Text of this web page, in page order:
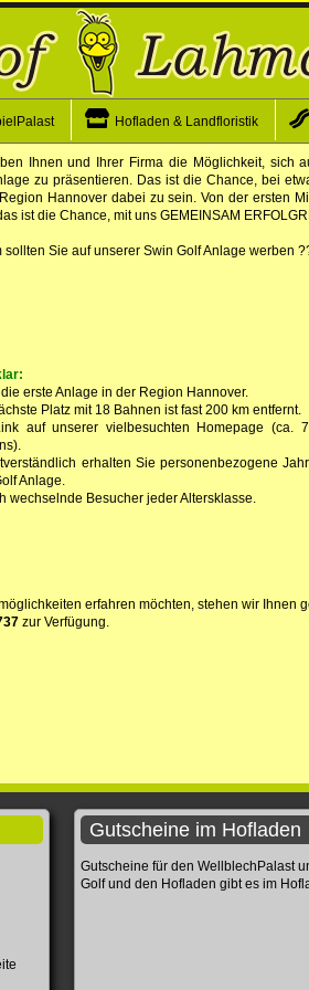
Hofladen & Landfloristik
Ihnen und Ihrer Firma die Möglichkeit, sich
zu präsentieren. Das ist die Chance, bei
Hannover dabei zu sein. Von der ersten
ist die Chance, mit uns GEMEINSAM
sollten Sie auf unserer Swin Golf Anlage werben
erste Anlage in der Region Hannover.
Platz mit 18 Bahnen ist fast 200 km entfernt.
auf unserer vielbesuchten Homepage (ca.
erhalten Sie personenbezogene
Anlage.
wechselnde Besucher jeder Altersklasse.
erfahren möchten, stehen wir Ihnen
zur Verfügung.
Gutscheine im Hofladen
Gutscheine für den WellblechPalast
Golf und den Hofladen gibt es im